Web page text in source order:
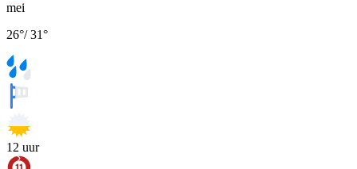
mei
26°/31°
12 uur